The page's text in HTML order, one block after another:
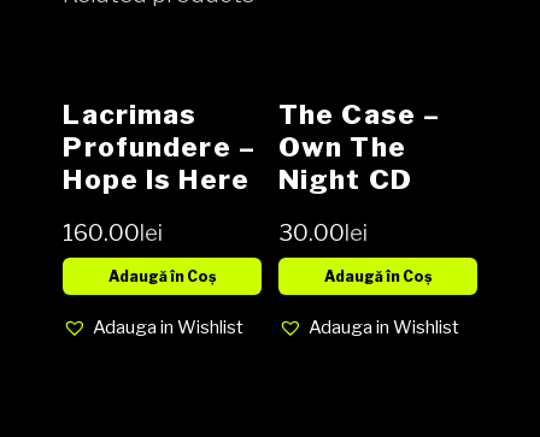
Lacrimas
Profundere ‎–
Hope Is Here
Album CD,
Album NOU
160.00lei
Adaugă în Coș
Adauga in Wishlist
The Case –
Own The
Night CD
30.00lei
Adaugă în Coș
Adauga in Wishlist